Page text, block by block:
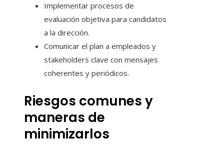
Implementar procesos de
evaluación objetiva para candidatos
a la dirección.
Comunicar el plan a empleados y
stakeholders clave con mensajes
coherentes y periódicos.
Riesgos comunes y
maneras de
minimizarlos